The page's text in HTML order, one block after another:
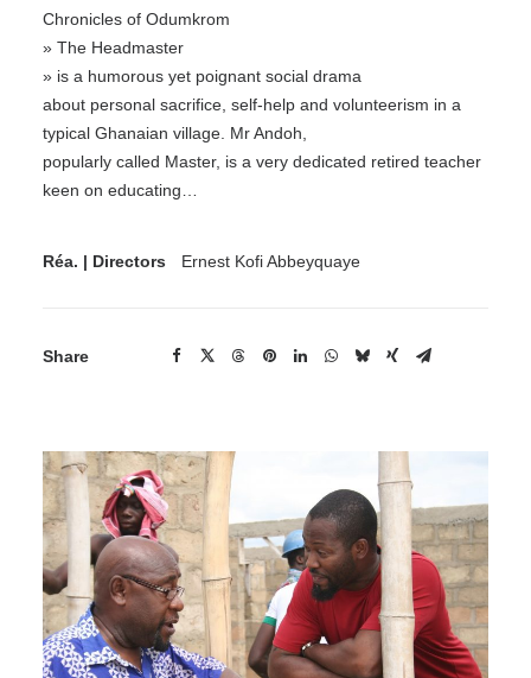
Chronicles of Odumkrom
» The Headmaster
» is a humorous yet poignant social drama
about personal sacrifice, self-help and volunteerism in a
typical Ghanaian village. Mr Andoh,
popularly called Master, is a very dedicated retired teacher
keen on educating…
Réa. | Directors Ernest Kofi Abbeyquaye
Share